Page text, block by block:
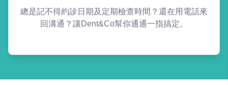
總是記不得約診日期及定期檢查時間？還在用電話來
回溝通？讓Dent&Co幫你通通一指搞定。